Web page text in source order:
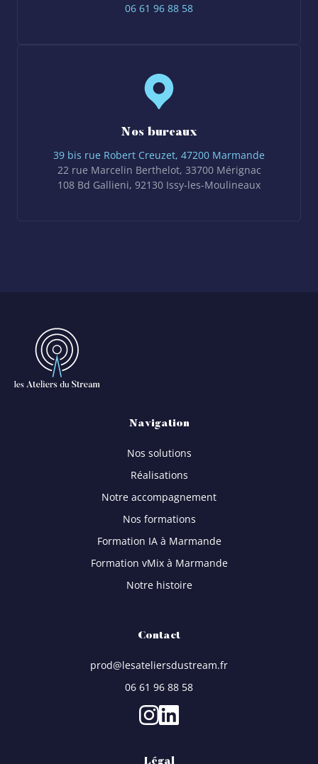
06 61 96 88 58
Nos bureaux
39 bis rue Robert Creuzet, 47200 Marmande
22 rue Marcelin Berthelot, 33700 Mérignac
108 Bd Gallieni, 92130 Issy-les-Moulineaux
Navigation
Nos solutions
Réalisations
Notre accompagnement
Nos formations
Formation IA à Marmande
Formation vMix à Marmande
Notre histoire
Contact
prod@lesateliersdustream.fr
06 61 96 88 58
Légal